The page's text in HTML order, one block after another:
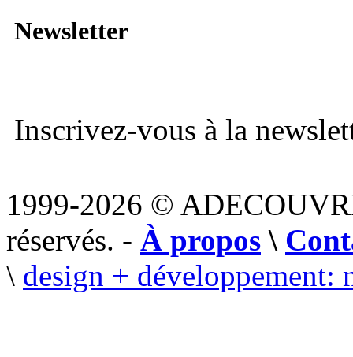
Newsletter
Inscrivez-vous à la
1999-2026 ©
réservés. - À propos \
\ design + développement: